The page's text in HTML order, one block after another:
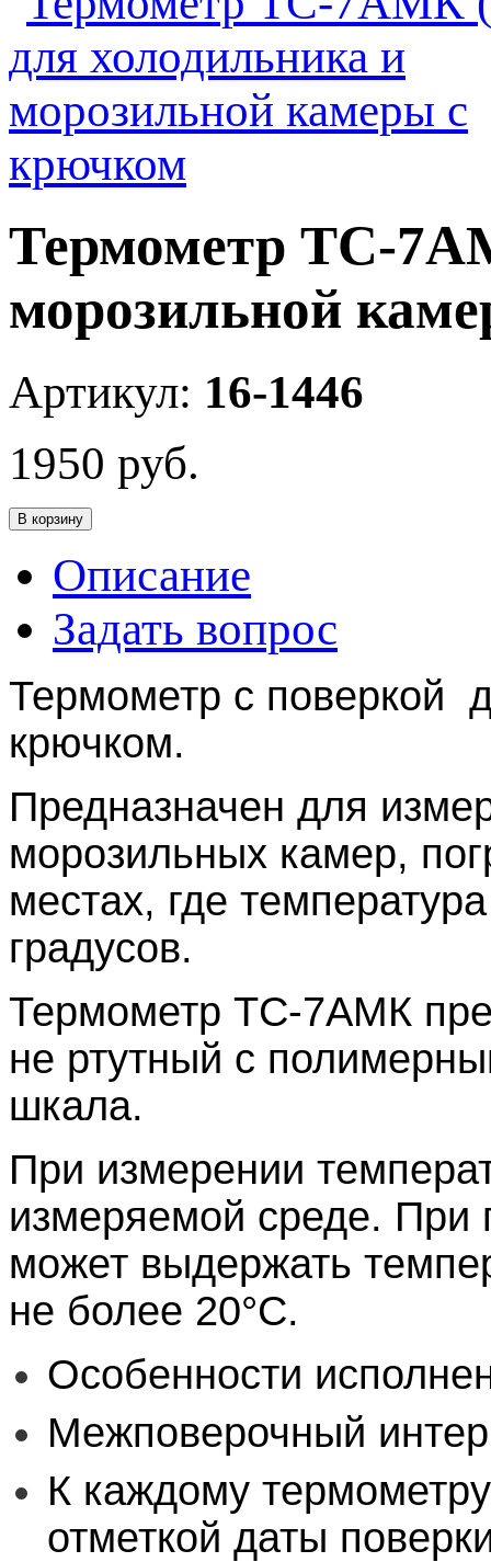
Термометр ТС-
морозильной
Артикул: 16-1446
1950 руб.
В корзину
Описание
Задать вопрос
Термометр с поверкой
крючком.
Предназначен для
морозильных камер,
местах, где
градусов.
Термометр ТС-7АМК
не ртутный с
шкала.
При измерении
измеряемой среде. При
может выдержать
не более 20°С.
Особенности
Межповерочный
К каждому
отметкой даты